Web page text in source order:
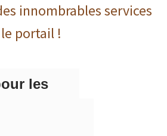
innombrables services
portail !
les